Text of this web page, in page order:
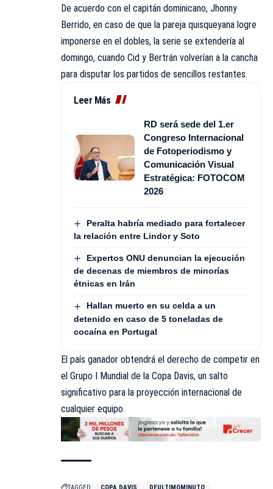
De acuerdo con el capitán dominicano, Jhonny
Berrido, en caso de que la pareja quisqueyana logre
imponerse en el dobles, la serie se extendería al
domingo, cuando Cid y Bertrán volverían a la cancha
para disputar los partidos de sencillos restantes.
Leer Más
RD será sede del 1.er
Congreso Internacional
de Fotoperiodismo y
Comunicación Visual
Estratégica: FOTOCOM
2026
Peralta habría mediado para fortalecer
la relación entre Lindor y Soto
Expertos ONU denuncian la ejecución
de decenas de miembros de minorías
étnicas en Irán
Hallan muerto en su celda a un
detenido en caso de 5 toneladas de
cocaína en Portugal
El país ganador obtendrá el derecho de competir en
el Grupo I Mundial de la Copa Davis, un salto
significativo para la proyección internacional de
cualquier equipo.